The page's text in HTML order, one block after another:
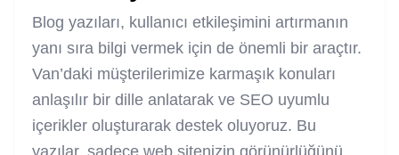
Blog yazıları, kullanıcı etkileşimini artırmanın
yanı sıra bilgi vermek için de önemli bir araçtır.
Van’daki müşterilerimize karmaşık konuları
anlaşılır bir dille anlatarak ve SEO uyumlu
içerikler oluşturarak destek oluyoruz. Bu
yazılar, sadece web sitenizin görünürlüğünü